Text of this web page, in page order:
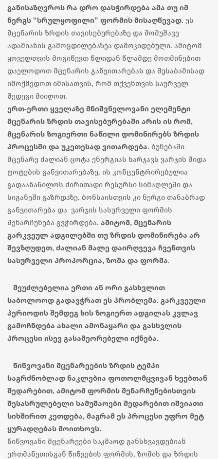
განისაზღვროს რა დრო დასჭირდება ამა თუ იმ
ნერგს “სრულყოფილი” ფორმის მისაღწევად. ეს
მცენარის ზრდის თავისებურებაზე და მომუშავე
ადამიანის გამოცდილებაზეა დამოკიდებული. ამიტომ
ყოველთვის მოგიწევთ წლიდან წლამდე მოთმინებით
დაელოდოთ მცენარის განვითარებას და შესაბამისად
იმოქმედოთ იმისათვის, რომ თქვენთვის საურველ
შედეგი მიიღოთ.
ერთ-ერთი ყველაზე მნიშვნელოვანი ელემენტი
მცენარის ზრდის თავისებურებაში არის ის რომ,
მცენარის ზოგიერთი ნაწილი დომინირებს ზრდის
პროცესში და უკეთესად ვითარდება. ბუნებაში
მცენარე ძალიან ცოტა ენერგიას ხარჯავს ვარჯის შიდა
ტოტების განვითარებაზე, ის კონცენტრირებულია
გადაანაწილოს ძირითადი რესურსი სიმაღლეში და
სიგანეში გაზრდაზე. ბონსაისთვის კი ნერგი თანაბრად
განვითარება და ვარჯის სასურველი ფორმის
შენარჩუნება გვჭირდება. ამიტომ, მცენარის
გარკვეულ ადგილებში თუ ზრდის დომინირება არ
შევზღუდეთ, ძალიან მალე დაირღვევა ჩვენთვის
სასურველი პროპორცია, ზომა და ფორმა.
შეუძლებელია ერთი ან ორი გასხვლით
საბოლოოდ გადავჭრათ ეს პრობლემა. გარკვეული
პერიოდის შემდეგ ხის ზოგიერთ ადგილას კვლავ
გამოჩნდება ახალი ამონაყარი და გასხვლის
პროცესი ისევ გასამეორებელი იქნება.
წიწვოვანი მცენარეების ზრდის ტემპი
საგრძნობლად ნაკლებია ფოთოლმცვივან ხეებთან
შედარებით, ამიტომ ფორმის შენარჩუნებისთვის
შესასრულებელი სამუშაოები შედარებით იშვიათი
სიხშირით კეთდება, მაგრამ ეს პროცესი უფრო მეტ
ყურადღებას მოითხოვს.
წიწვოვანი მცენარეები საკმაოდ განსხვავდებიან
ერთმანეთისგან წიწვების ფორმის, ზომის და ზრდის